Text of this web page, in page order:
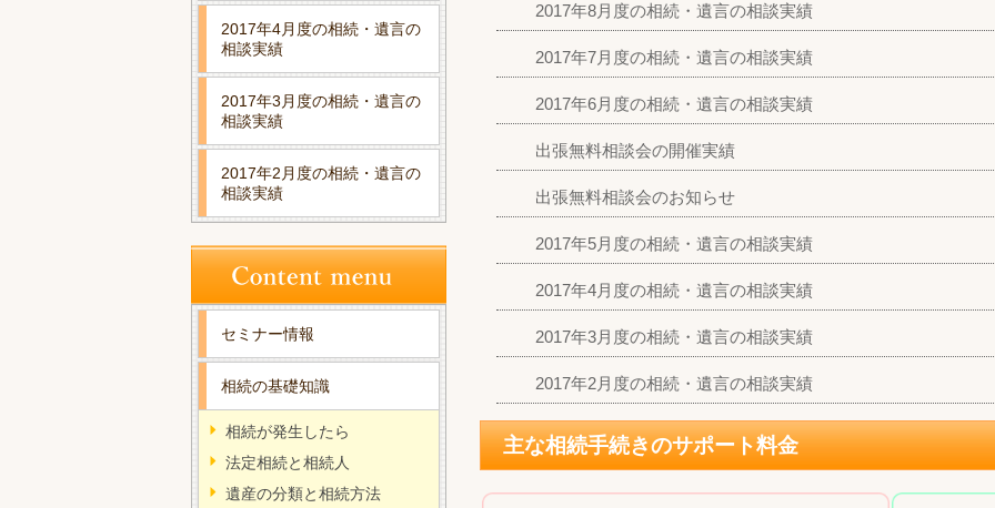
2017年8月度の相続・遺言の相談実績
2017年7月度の相続・遺言の相談実績
2017年6月度の相続・遺言の相談実績
出張無料相談会の開催実績
出張無料相談会のお知らせ
2017年5月度の相続・遺言の相談実績
2017年4月度の相続・遺言の相談実績
2017年3月度の相続・遺言の相談実績
2017年2月度の相続・遺言の相談実績
主な相続手続きのサポート料金
2017年4月度の相続・遺言の
相談実績
2017年3月度の相続・遺言の
相談実績
2017年2月度の相続・遺言の
相談実績
セミナー情報
相続の基礎知識
相続が発生したら
法定相続と相続人
遺産の分類と相続方法